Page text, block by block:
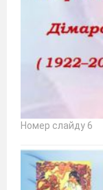
Номер слайду 6